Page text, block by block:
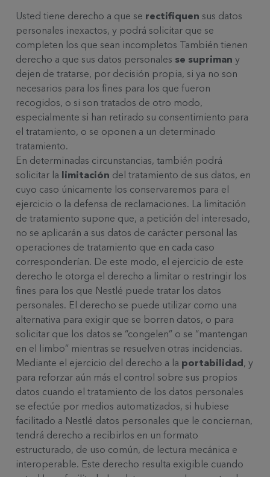
Usted tiene derecho a que se rectifiquen sus datos
personales inexactos, y podrá solicitar que se
completen los que sean incompletos También tienen
derecho a que sus datos personales se supriman y
dejen de tratarse, por decisión propia, si ya no son
necesarios para los fines para los que fueron
recogidos, o si son tratados de otro modo,
especialmente si han retirado su consentimiento para
el tratamiento, o se oponen a un determinado
tratamiento.
En determinadas circunstancias, también podrá
solicitar la limitación del tratamiento de sus datos, en
cuyo caso únicamente los conservaremos para el
ejercicio o la defensa de reclamaciones. La limitación
de tratamiento supone que, a petición del interesado,
no se aplicarán a sus datos de carácter personal las
operaciones de tratamiento que en cada caso
corresponderían. De este modo, el ejercicio de este
derecho le otorga el derecho a limitar o restringir los
fines para los que Nestlé puede tratar los datos
personales. El derecho se puede utilizar como una
alternativa para exigir que se borren datos, o para
solicitar que los datos se “congelen” o se “mantengan
en el limbo” mientras se resuelven otras incidencias.
Mediante el ejercicio del derecho a la portabilidad, y
para reforzar aún más el control sobre sus propios
datos cuando el tratamiento de los datos personales
se efectúe por medios automatizados, si hubiese
facilitado a Nestlé datos personales que le conciernan,
tendrá derecho a recibirlos en un formato
estructurado, de uso común, de lectura mecánica e
interoperable. Este derecho resulta exigible cuando